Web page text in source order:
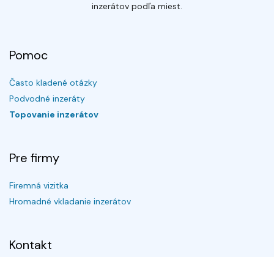
inzerátov podľa miest.
Pomoc
Často kladené otázky
Podvodné inzeráty
Topovanie inzerátov
Pre firmy
Firemná vizitka
Hromadné vkladanie inzerátov
Kontakt